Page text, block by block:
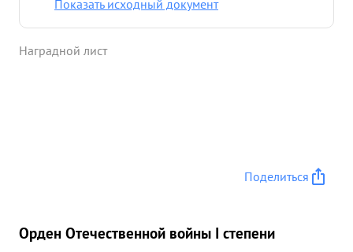
войск в Восточ ную Пруссмо. Особо отличился
пр-ка, хорошо разработал план артнаступления,
пехотой, хорошо провел контроль под готовки
операции. Постоянно находясь на передовых ни,
Показать исходный документ
Наградной лист
Поделиться
Орден Отечественной войны I степени